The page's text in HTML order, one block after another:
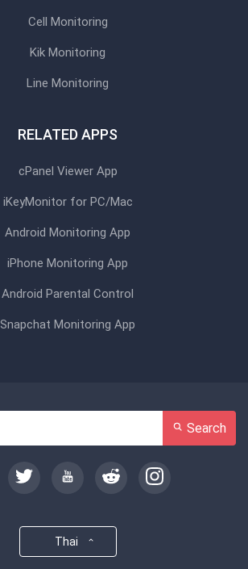
Cell Monitoring
Kik Monitoring
Line Monitoring
RELATED APPS
cPanel Viewer App
iKeyMonitor for PC/Mac
Android Monitoring App
iPhone Monitoring App
Android Parental Control
Snapchat Monitoring App
Search
Thai